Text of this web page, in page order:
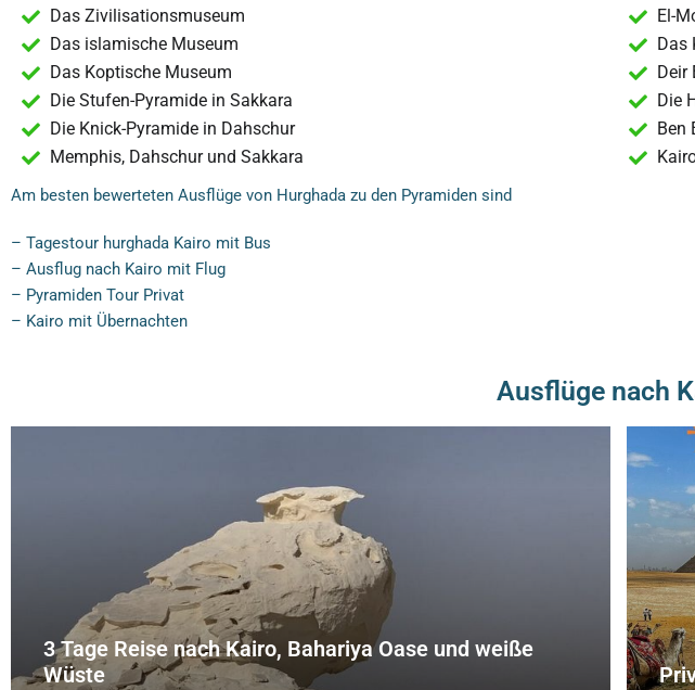
Das Zivilisationsmuseum
Das islamische Museum
Das Koptische Museum
Die Stufen-Pyramide in Sakkara
Die Knick-Pyramide in Dahschur
Memphis, Dahschur und Sakkara
El-
Das
Deir
Die
Ben
Am besten bewerteten Ausflüge von Hurghada zu den Pyramiden sind
– Tagestour hurghada Kairo mit Bus
– Ausflug nach Kairo mit Flug
– Pyramiden Tour Privat
– Kairo mit Übernachten
Ausflüge nach
3 Tage Reise nach Kairo, Bahariya Oase und weiße
Wüste